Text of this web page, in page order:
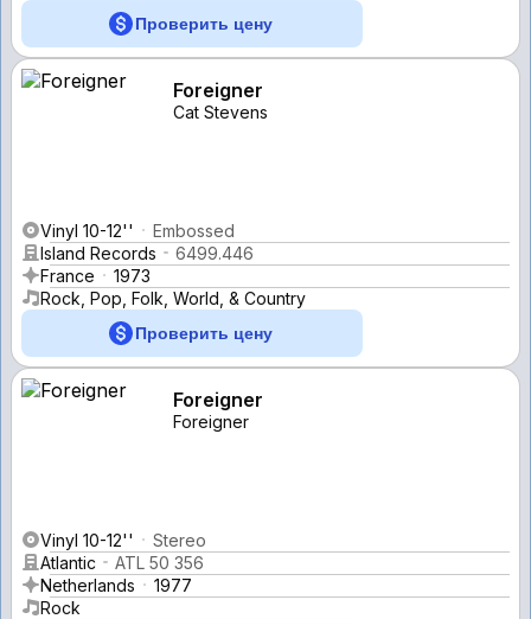
Проверить цену
Foreigner
Cat Stevens
Vinyl 10-12''
Embossed
Island Records
6499.446
France
1973
Rock, Pop, Folk, World, & Country
Проверить цену
Foreigner
Foreigner
Vinyl 10-12''
Stereo
Atlantic
ATL 50 356
Netherlands
1977
Rock